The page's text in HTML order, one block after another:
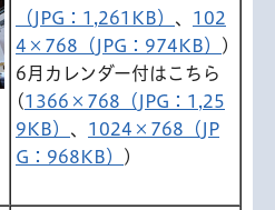
（JPG：1,261KB） 、 102
4×768（JPG：974KB）
)
6月カレンダー付はこちら
(1366×768（JPG：1,25
9KB） 、 1024×768（JP
G：968KB）
)